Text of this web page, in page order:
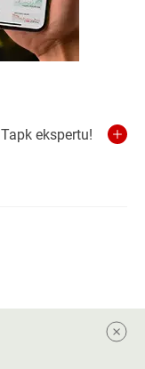
Tapk ekspertu!